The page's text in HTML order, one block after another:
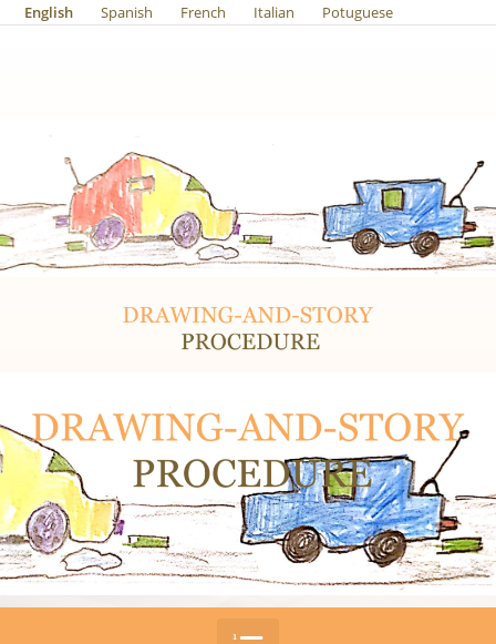
English Spanish French Italian Potuguese